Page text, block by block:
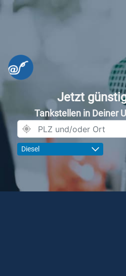
Jetzt
Tankstellen in Deiner
Diesel